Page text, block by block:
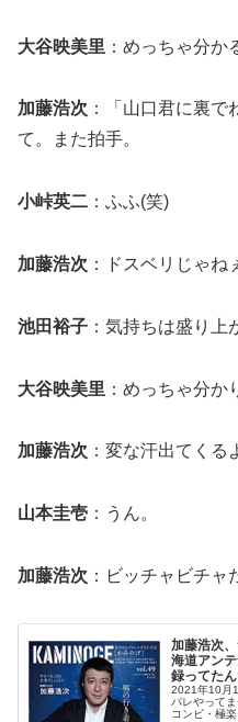
大谷映美里 ：めっちゃ分か
加藤浩次 ：「山口君に裏
て。また拍手。
小峠英二 ：ふふ(笑)
加藤浩次 ：ドスベリじゃね
池田裕子 ：気持ちは盛り上
大谷映美里 ：めっちゃ分か
加藤浩次 ：変な汗出てくる
山本圭壱 ：うん。
加藤浩次 ：ビッチャビチャ
加藤浩次
海道アン
録ってたん
2021年10月
パレやって
コンビ・極